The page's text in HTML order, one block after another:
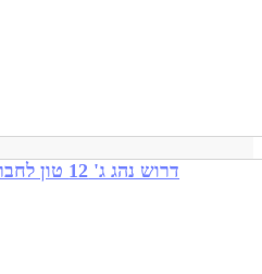
דרוש נהג ג' 12 טון לחברה מובילה בראשון לציון